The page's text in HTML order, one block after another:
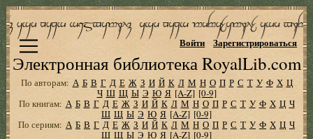
Электронная библиотека RoyalLib.com
Войти Зарегистрироваться
По авторам: А Б В Г Д Е Ж З И Й К Л М Н О П Р С Т У Ф Х Ц
Ч Ш Щ Ы Э Ю Я [A-Z] [0-9]
По книгам: А Б В Г Д Е Ж З И Й К Л М Н О П Р С Т У Ф Х Ц Ч
Ш Щ Ы Э Ю Я [A-Z] [0-9]
По сериям: А Б В Г Д Е Ж З И Й К Л М Н О П Р С Т У Ф Х Ц Ч
Ш Щ Ы Э Ю Я [A-Z] [0-9]